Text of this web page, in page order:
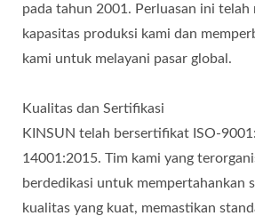
pada tahun 2001. Perluasan ini telah
kapasitas produksi kami dan
kami untuk melayani pasar global.
Kualitas dan Sertifikasi
KINSUN telah bersertifikat ISO-
14001:2015. Tim kami yang
berdedikasi untuk mempertahankan
kualitas yang kuat, memastikan